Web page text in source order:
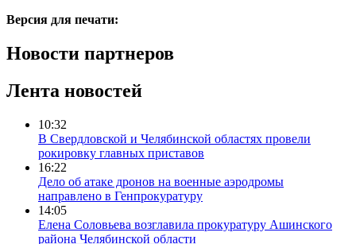
Версия для печати:
Новости партнеров
Лента новостей
10:32
В Свердловской и Челябинской областях провели
рокировку главных приставов
16:22
Дело об атаке дронов на военные аэродромы
направлено в Генпрокуратуру
14:05
Елена Соловьева возглавила прокуратуру Ашинского
района Челябинской области